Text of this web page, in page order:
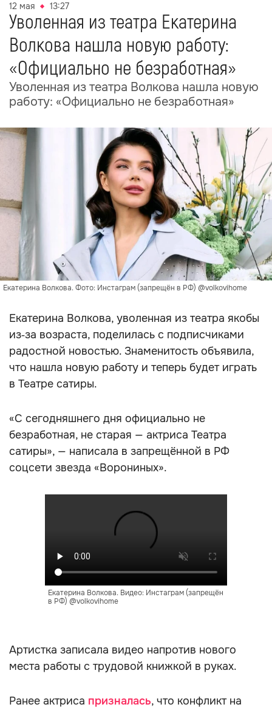
12 мая 13:27
Уволенная из театра Екатерина
Волкова нашла новую работу:
«Официально не безработная»
Уволенная из театра Волкова нашла новую
работу: «Официально не безработная»
Екатерина Волкова. Фото: Инстаграм (запрещён в РФ) @volkovihome
Екатерина Волкова, уволенная из театра якобы
из‑за возраста, поделилась с подписчиками
радостной новостью. Знаменитость объявила,
что нашла новую работу и теперь будет играть
в Театре сатиры.
«С сегодняшнего дня официально не
безработная, не старая — актриса Театра
сатиры», — написала в запрещённой в РФ
соцсети звезда «Ворониных».
Екатерина Волкова. Видео: Инстаграм (запрещён
в РФ) @volkovihome
Артистка записала видео напротив нового
места работы с трудовой книжкой в руках.
Ранее актриса призналась, что конфликт на